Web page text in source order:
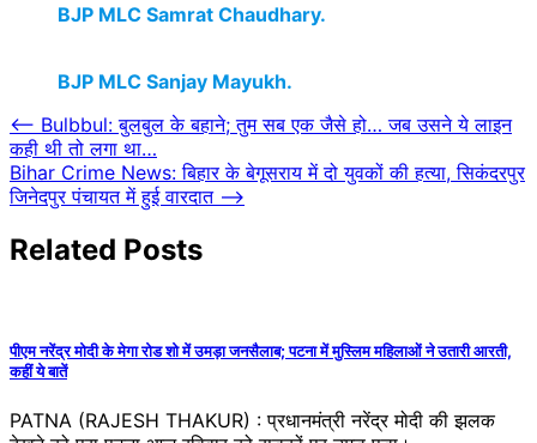
BJP MLC Samrat Chaudhary.
BJP MLC Sanjay Mayukh.
Post
navigation
⟵ Bulbbul: बुलबुल के बहाने; तुम सब एक जैसे हो… जब उसने ये लाइन
कही थी तो लगा था…
Bihar Crime News: बिहार के बेगूसराय में दो युवकों की हत्या, सिकंदरपुर​
जिनेदपुर पंचायत में हुई वारदात ⟶
Related Posts
पीएम नरेंद्र मोदी के मेगा रोड शो में उमड़ा जनसैलाब; पटना में मुस्लिम महिलाओं ने उतारी आरती,
कहीं ये बातें
PATNA (RAJESH THAKUR) : प्रधानमंत्री नरेंद्र मोदी की झलक